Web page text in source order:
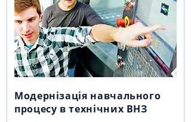
Модернізація навчального
процесу в технічних ВНЗ